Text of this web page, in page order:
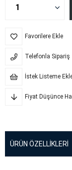
Favorilere Ekle
Telefonla Sipariş
İstek Listeme
Fiyat Düşünce
ÜRÜN ÖZELLIKLERI